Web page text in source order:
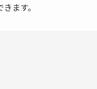
ます。